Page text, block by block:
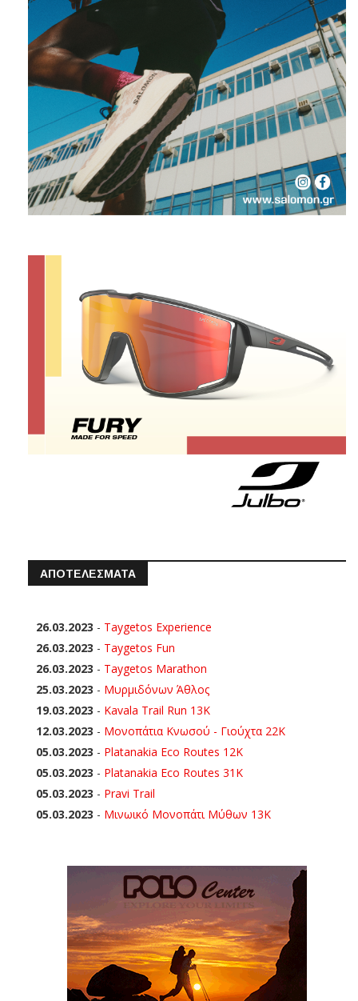
ΑΠΟΤΕΛΕΣΜΑΤΑ
26.03.2023 - Taygetos Experience
26.03.2023 - Taygetos Fun
26.03.2023 - Taygetos Marathon
25.03.2023 - Μυρμιδόνων Άθλος
19.03.2023 - Kavala Trail Run 13K
12.03.2023 - Μονοπάτια Κνωσού - Γιούχτα 22Κ
05.03.2023 - Platanakia Eco Routes 12K
05.03.2023 - Platanakia Eco Routes 31K
05.03.2023 - Pravi Trail
05.03.2023 - Μινωικό Μονοπάτι Μύθων 13Κ